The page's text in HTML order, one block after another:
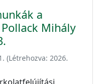
a
Mihály
(Létrehozva: 2026.